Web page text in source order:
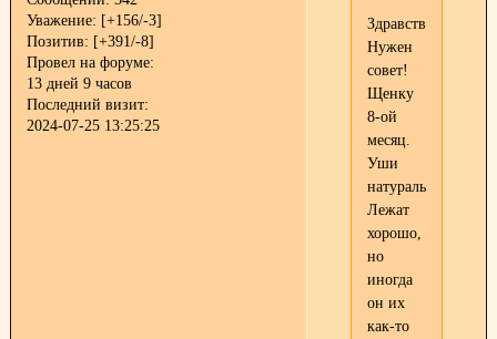
Уважение: [+156/-3]
Позитив: [+391/-8]
Провел на форуме:
13 дней 9 часов
Последний визит:
2024-07-25 13:25:25
Здравствуйте!
Нужен
совет!
Щенку
8-ой
месяц.
Уши
натуральные.
Лежат
хорошо,
но
иногда
он их
как-то